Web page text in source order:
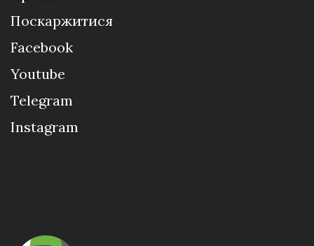
Поскаржитися
Facebook
Youtube
Telegram
Instagram